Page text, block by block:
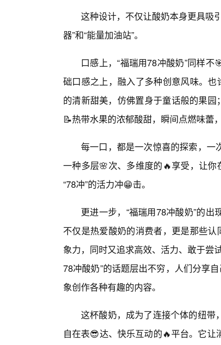
这种设计，不仅让酸奶本身更具吸
器”和“能量加油站”。
口感上，“福瑞用78冲酸奶”同样
础口感之上，融入了多种创意风味。
的清新甜美，仿佛置身于童话般的果园
📝热带水果的浓郁酸甜，瞬间点燃味蕾
每一口，都是一次惊喜的探索，一
一种多层🌸次、多维度的🔥享受，让
“78冲”的活力冲😁击。
更进一步，“福瑞用78冲酸奶”的
不仅是热爱酸奶的消费者，更是那些
象力，同时又追求高效、活力、敢于尝
78冲酸奶”的话题层出不穷，人们分享
象创作各种有趣的内容。
这杯酸奶，成为了连接个体的纽带
自在表😎达、快乐互动的🔥平台。它